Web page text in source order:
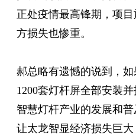
正处疫情最高锋期，项
方损失也惨重。
郝总略有遗憾的说到，如
1200套灯杆屏全部安装
智慧灯杆产业的发展和
让太龙智显经济损失巨